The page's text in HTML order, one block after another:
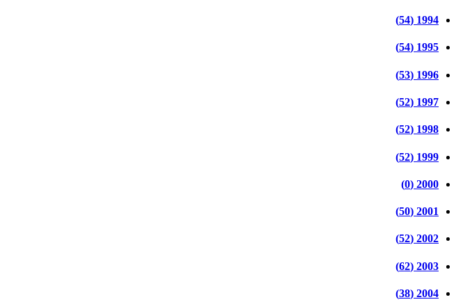
1994 (54)
1995 (54)
1996 (53)
1997 (52)
1998 (52)
1999 (52)
2000 (0)
2001 (50)
2002 (52)
2003 (62)
2004 (38)